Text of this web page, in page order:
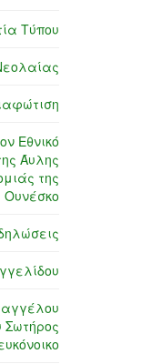
Τύπου
Εθνικό
Άυλης
της
Ουνέσκο
Σωτήρος